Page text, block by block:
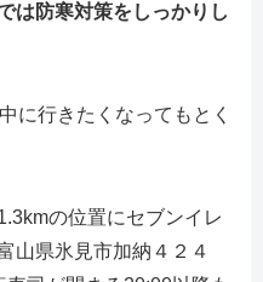
は防寒対策をしっかりし
に行きたくなってもとく
の位置にセブンイレ
山県氷見市加納４２４